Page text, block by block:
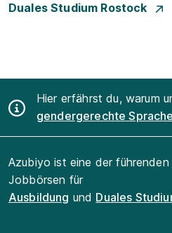
Duales Studium Rostock
Hier erfährst du, warum
gendergerechte Sprache
Azubiyo ist eine der führenden
Jobbörsen für
Ausbildung und Duales